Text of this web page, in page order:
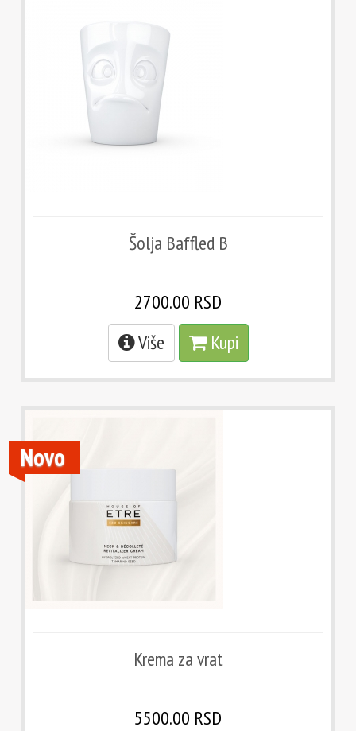
Šolja Baffled B
2700.00 RSD
Više
Kupi
Krema za vrat
5500.00 RSD
Novo